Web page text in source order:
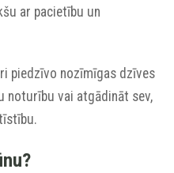
ar pacietību un
piedzīvo nozīmīgas dzīves
noturību vai atgādināt sev,